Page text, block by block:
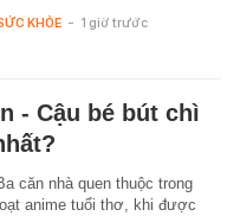
KHỎE - 1 giờ trước
- Cậu bé bút chì
căn nhà quen thuộc trong
loạt anime tuổi thơ, khi được